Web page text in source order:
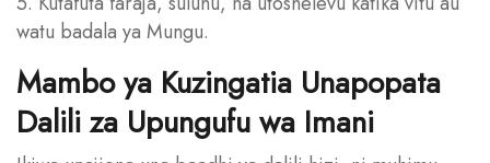
watu badala ya Mungu.
Mambo ya Kuzingatia Unapopata
Dalili za Upungufu wa Imani